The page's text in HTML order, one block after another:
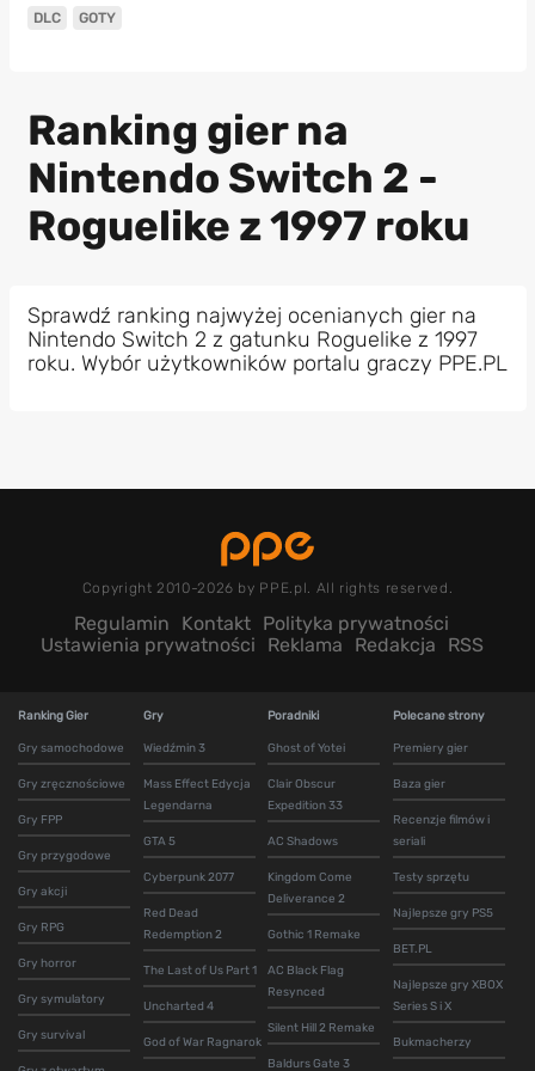
DLC GOTY
Ranking gier na
Nintendo Switch 2 -
Roguelike z 1997 roku
Sprawdź ranking najwyżej ocenianych gier na
Nintendo Switch 2 z gatunku Roguelike z 1997
roku. Wybór użytkowników portalu graczy PPE.PL
Copyright 2010-2026 by PPE.pl. All rights reserved.
Regulamin Kontakt Polityka prywatności
Ustawienia prywatności
Reklama Redakcja RSS
Ranking Gier
Gry samochodowe
Gry zręcznościowe
Gry FPP
Gry przygodowe
Gry akcji
Gry RPG
Gry horror
Gry symulatory
Gry survival
Gry
Wiedźmin 3
Mass Effect Edycja
Legendarna
GTA 5
Cyberpunk 2077
Red Dead
Redemption 2
The Last of Us Part 1
Uncharted 4
God of War Ragnarok
Poradniki
Ghost of Yotei
Clair Obscur
Expedition 33
AC Shadows
Kingdom Come
Deliverance 2
Gothic 1 Remake
AC Black Flag
Resynced
Silent Hill 2 Remake
Baldurs Gate 3
Polecane strony
Premiery gier
Baza gier
Recenzje filmów i
seriali
Testy sprzętu
Najlepsze gry PS5
BET.PL
Najlepsze gry XBOX
Series S i X
Bukmacherzy